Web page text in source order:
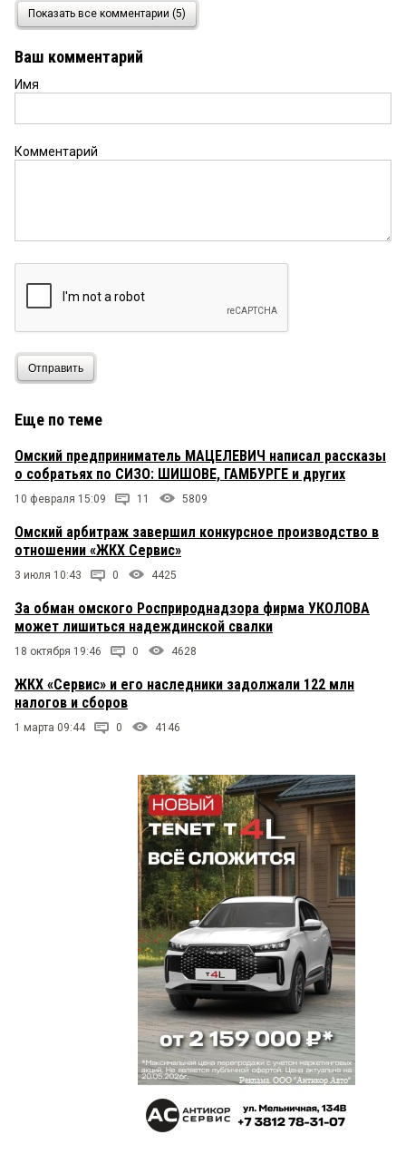
5 августа 2017 в 10:41:
Мне стыдно, что я живу в этом городе, в котором
потерпевшей стороны не были на заседании.
Кот 4 августа 2017 в 13:42:
Офигеть!
Показать все комментарии (5)
Ваш комментарий
Имя
Комментарий
Отправить
Еще по теме
Омский предприниматель МАЦЕЛЕВИЧ написал рассказы
о собратьях по СИЗО: ШИШОВЕ, ГАМБУРГЕ и других
10 февраля 15:09 11 5809
Омский арбитраж завершил конкурсное производство в
отношении «ЖКХ Сервис»
3 июля 10:43 0 4425
За обман омского Росприроднадзора фирма УКОЛОВА
может лишиться надеждинской свалки
18 октября 19:46 0 4628
ЖКХ «Сервис» и его наследники задолжали 122 млн
налогов и сборов
1 марта 09:44 0 4146